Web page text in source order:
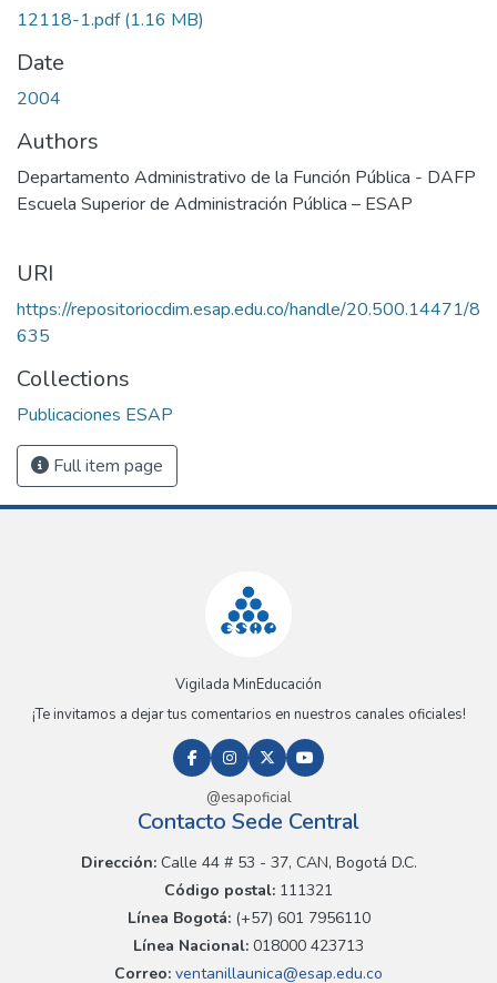
12118-1.pdf(1.16 MB)
Date
2004
Authors
Departamento Administrativo de la Función Pública - DAFP
Escuela Superior de Administración Pública – ESAP
URI
https://repositoriocdim.esap.edu.co/handle/20.500.14471/8
635
Collections
Publicaciones ESAP
Full item page
Vigilada MinEducación
¡Te invitamos a dejar tus comentarios en nuestros canales oficiales!
@esapoficial
Contacto Sede Central
Dirección:Calle 44 # 53 - 37, CAN, Bogotá D.C.
Código postal: 111321
Línea Bogotá:(+57) 601 7956110
Línea Nacional: 018000 423713
Correo: ventanillaunica@esap.edu.co